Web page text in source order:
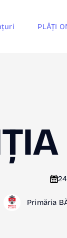
PLĂȚI
Primăria